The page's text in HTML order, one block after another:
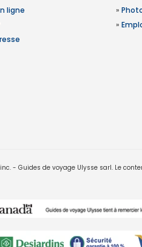
ligne
»
»
- Guides de voyage Ulysse sarl. Le